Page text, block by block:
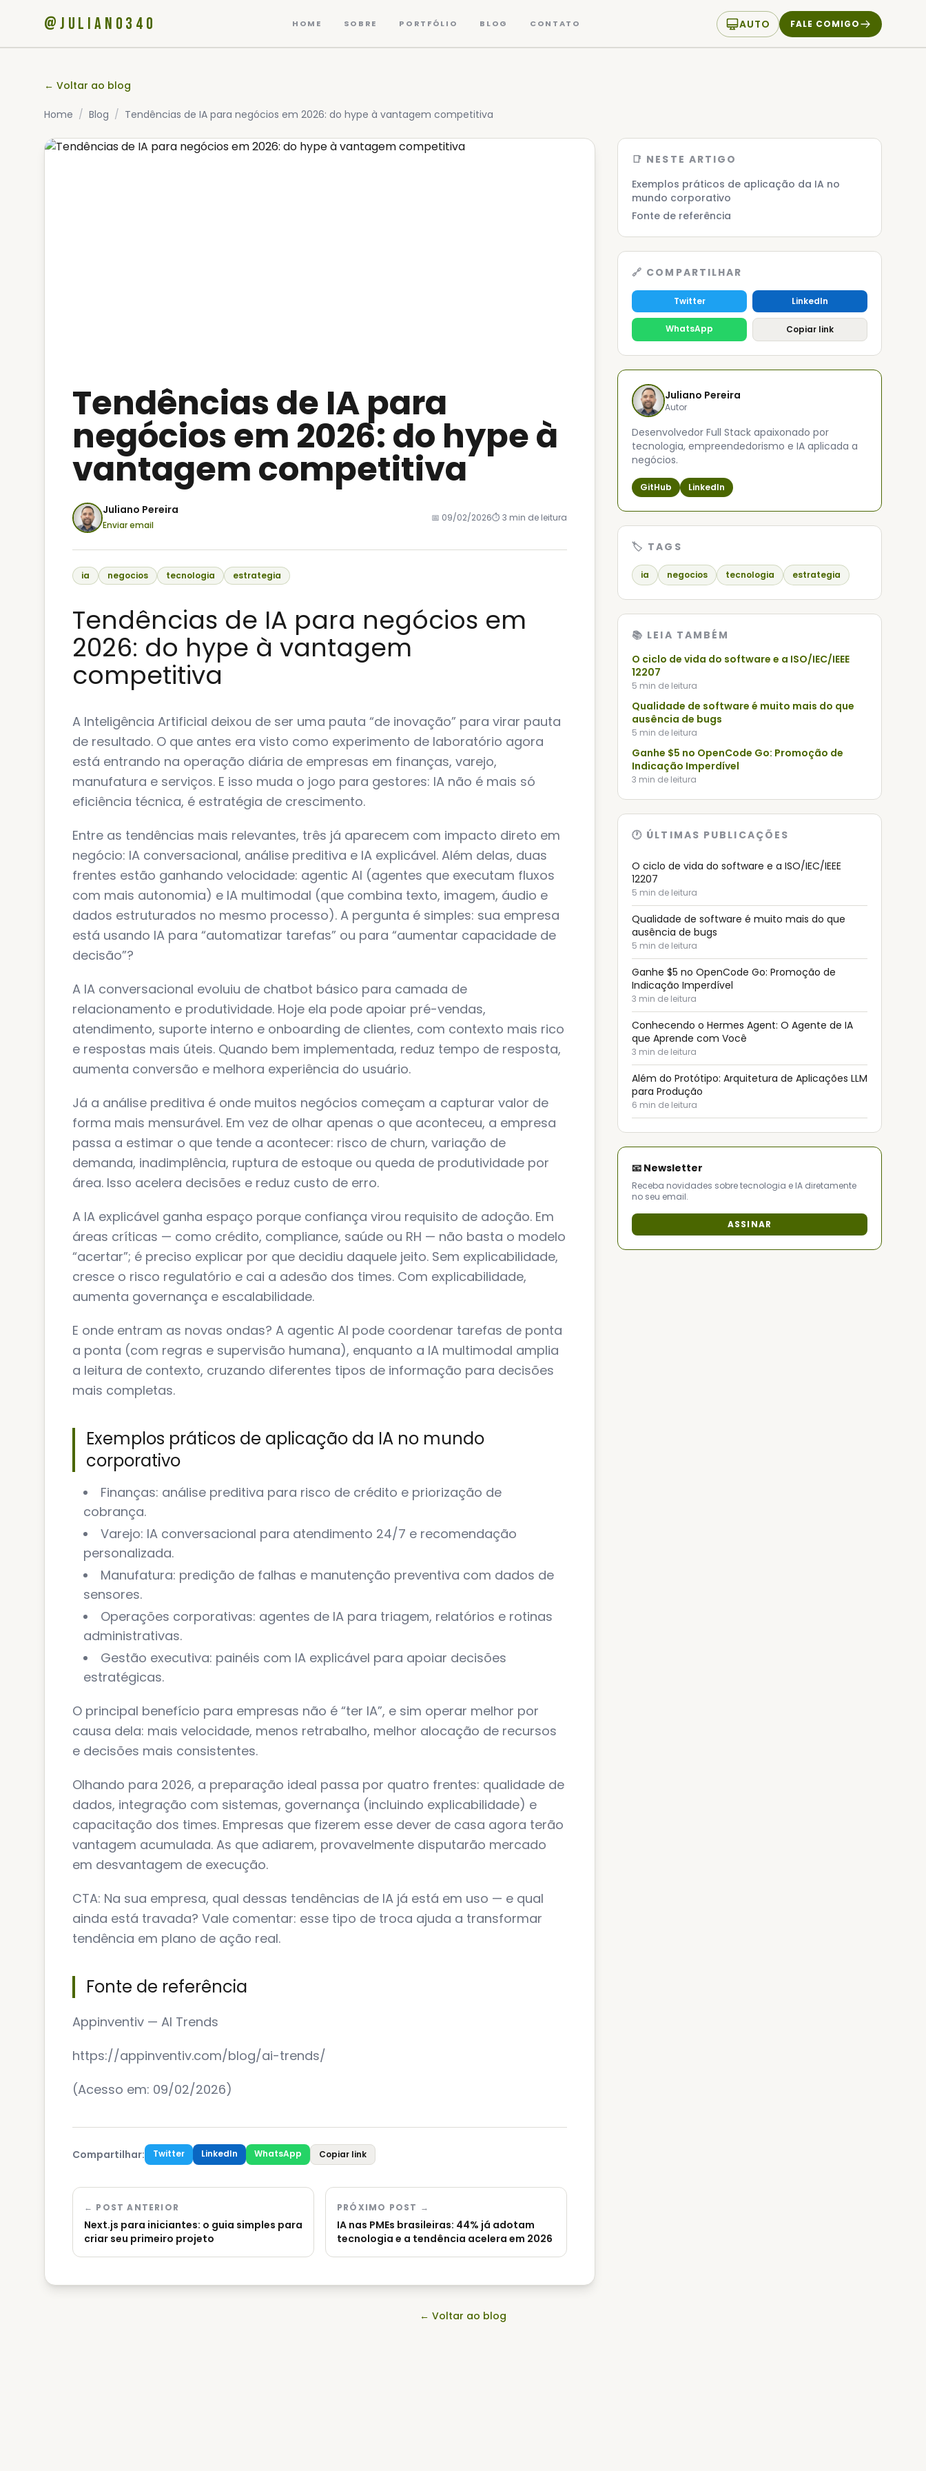
@JULIANO340 HOME SOBRE PORTFÓLIO BLOG CONTATO AUTO FALE COMIGO
← Voltar ao blog
Home / Blog / Tendências de IA para negócios em 2026: do hype à vantagem competitiva
Tendências de IA para
negócios em 2026: do hype à
vantagem competitiva
Juliano Pereira
Enviar email
📅 09/02/2026⏱️ 3 min de leitura
ia negocios tecnologia estrategia
Tendências de IA para negócios em
2026: do hype à vantagem
competitiva
A Inteligência Artificial deixou de ser uma pauta “de inovação” para virar pauta
de resultado. O que antes era visto como experimento de laboratório agora
está entrando na operação diária de empresas em finanças, varejo,
manufatura e serviços. E isso muda o jogo para gestores: IA não é mais só
eficiência técnica, é estratégia de crescimento.
Entre as tendências mais relevantes, três já aparecem com impacto direto em
negócio: IA conversacional, análise preditiva e IA explicável. Além delas, duas
frentes estão ganhando velocidade: agentic AI (agentes que executam fluxos
com mais autonomia) e IA multimodal (que combina texto, imagem, áudio e
dados estruturados no mesmo processo). A pergunta é simples: sua empresa
está usando IA para “automatizar tarefas” ou para “aumentar capacidade de
decisão”?
A IA conversacional evoluiu de chatbot básico para camada de
relacionamento e produtividade. Hoje ela pode apoiar pré-vendas,
atendimento, suporte interno e onboarding de clientes, com contexto mais rico
e respostas mais úteis. Quando bem implementada, reduz tempo de resposta,
aumenta conversão e melhora experiência do usuário.
Já a análise preditiva é onde muitos negócios começam a capturar valor de
forma mais mensurável. Em vez de olhar apenas o que aconteceu, a empresa
passa a estimar o que tende a acontecer: risco de churn, variação de
demanda, inadimplência, ruptura de estoque ou queda de produtividade por
área. Isso acelera decisões e reduz custo de erro.
A IA explicável ganha espaço porque confiança virou requisito de adoção. Em
áreas críticas — como crédito, compliance, saúde ou RH — não basta o modelo
“acertar”; é preciso explicar por que decidiu daquele jeito. Sem explicabilidade,
cresce o risco regulatório e cai a adesão dos times. Com explicabilidade,
aumenta governança e escalabilidade.
E onde entram as novas ondas? A agentic AI pode coordenar tarefas de ponta
a ponta (com regras e supervisão humana), enquanto a IA multimodal amplia
a leitura de contexto, cruzando diferentes tipos de informação para decisões
mais completas.
Exemplos práticos de aplicação da IA no mundo
corporativo
Finanças: análise preditiva para risco de crédito e priorização de
cobrança.
Varejo: IA conversacional para atendimento 24/7 e recomendação
personalizada.
Manufatura: predição de falhas e manutenção preventiva com dados de
sensores.
Operações corporativas: agentes de IA para triagem, relatórios e rotinas
administrativas.
Gestão executiva: painéis com IA explicável para apoiar decisões
estratégicas.
O principal benefício para empresas não é “ter IA”, e sim operar melhor por
causa dela: mais velocidade, menos retrabalho, melhor alocação de recursos
e decisões mais consistentes.
Olhando para 2026, a preparação ideal passa por quatro frentes: qualidade de
dados, integração com sistemas, governança (incluindo explicabilidade) e
capacitação dos times. Empresas que fizerem esse dever de casa agora terão
vantagem acumulada. As que adiarem, provavelmente disputarão mercado
em desvantagem de execução.
CTA: Na sua empresa, qual dessas tendências de IA já está em uso — e qual
ainda está travada? Vale comentar: esse tipo de troca ajuda a transformar
tendência em plano de ação real.
Fonte de referência
Appinventiv — AI Trends
https://appinventiv.com/blog/ai-trends/
(Acesso em: 09/02/2026)
Compartilhar: Twitter LinkedIn WhatsApp Copiar link
← POST ANTERIOR
Next.js para iniciantes: o guia simples para
criar seu primeiro projeto
PRÓXIMO POST →
IA nas PMEs brasileiras: 44% já adotam
tecnologia e a tendência acelera em 2026
📑 NESTE ARTIGO
Exemplos práticos de aplicação da IA no
mundo corporativo
Fonte de referência
🔗 COMPARTILHAR
Twitter LinkedIn
WhatsApp Copiar link
Juliano Pereira
Autor
Desenvolvedor Full Stack apaixonado por
tecnologia, empreendedorismo e IA aplicada a
negócios.
GitHub LinkedIn
🏷️ TAGS
ia negocios tecnologia estrategia
📚 LEIA TAMBÉM
O ciclo de vida do software e a ISO/IEC/IEEE
12207
5 min de leitura
Qualidade de software é muito mais do que
ausência de bugs
5 min de leitura
Ganhe $5 no OpenCode Go: Promoção de
Indicação Imperdível
3 min de leitura
🕐 ÚLTIMAS PUBLICAÇÕES
O ciclo de vida do software e a ISO/IEC/IEEE
12207
5 min de leitura
Qualidade de software é muito mais do que
ausência de bugs
5 min de leitura
Ganhe $5 no OpenCode Go: Promoção de
Indicação Imperdível
3 min de leitura
Conhecendo o Hermes Agent: O Agente de IA
que Aprende com Você
3 min de leitura
Além do Protótipo: Arquitetura de Aplicações LLM
para Produção
6 min de leitura
📧 Newsletter
Receba novidades sobre tecnologia e IA diretamente
no seu email.
ASSINAR
← Voltar ao blog